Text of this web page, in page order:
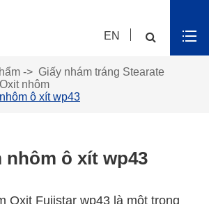
EN
Giấy nhám tráng Stearate
nhôm
ô xít wp43
nhôm ô xít wp43
Oxit Fujistar wp43 là một trong